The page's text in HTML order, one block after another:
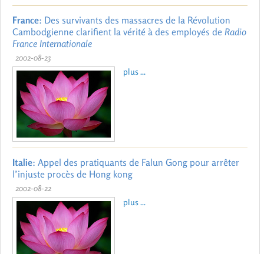
France: Des survivants des massacres de la Révolution
Cambodgienne clarifient la vérité à des employés de Radio
France Internationale
2002-08-23
plus ...
Italie: Appel des pratiquants de Falun Gong pour arrêter
l’injuste procès de Hong kong
2002-08-22
plus ...